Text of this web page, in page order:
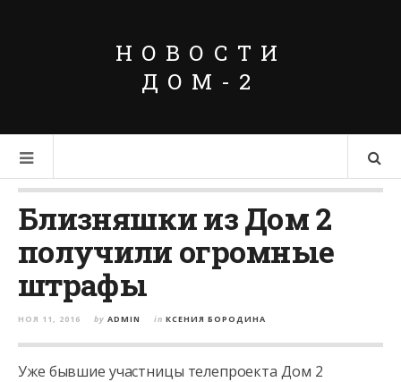
НОВОСТИ
ДОМ-2
Близняшки из Дом 2
получили огромные
штрафы
НОЯ 11, 2016 by ADMIN in КСЕНИЯ БОРОДИНА
Уже бывшие участницы телепроекта Дом 2